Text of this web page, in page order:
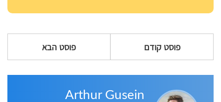
פוסט קודם פוסט הבא
Arthur Gusein